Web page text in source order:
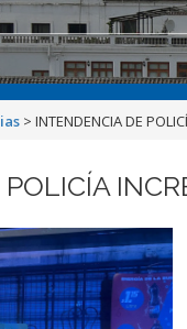
>INTENDENCIA DE